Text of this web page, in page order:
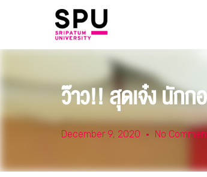
ว๊าว!! สุดเจ๋ง นัก
December 9, 2020 No